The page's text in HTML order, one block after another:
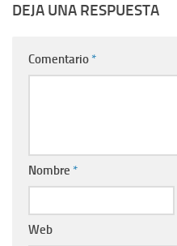
DEJA UNA RESPUESTA
Comentario *
Nombre *
Web